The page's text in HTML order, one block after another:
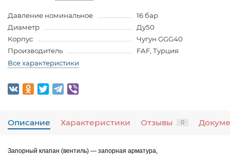
Давление номинальное
16 бар
Диаметр
Ду50
Корпус
Чугун GGG40
Производитель
FAF, Турция
Все характеристики
Описание Характеристики Отзывы 0
Запорный клапан (вентиль) — запорная арматура,